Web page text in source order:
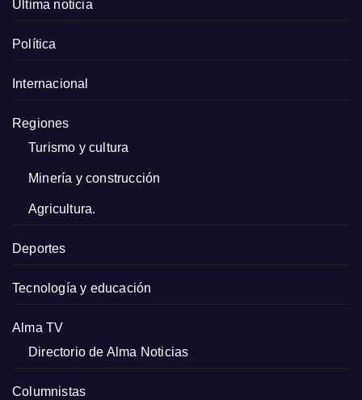
Última noticia
Política
Internacional
Regiones
Turismo y cultura
Minería y construcción
Agricultura.
Deportes
Tecnología y educación
Alma TV
Directorio de Alma Noticias
Columnistas